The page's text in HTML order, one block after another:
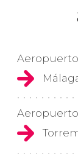
Aeropuerto
Aeropuerto